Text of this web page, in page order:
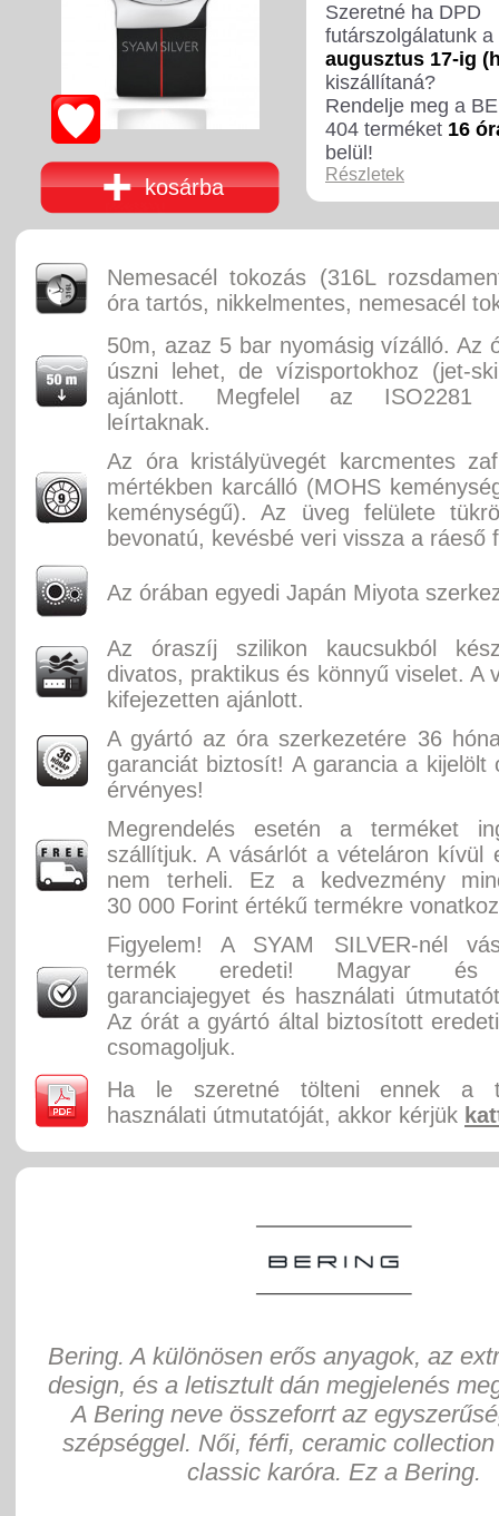
Szeretné ha DPD
futárszolgálatunk a
augusztus 17-ig
kiszállítaná?
Rendelje meg a
404 terméket 16
belül!
Részletek
kosárba
Nemesacél tokozás (316L
óra tartós, nikkelmentes, nemesacél
50m, azaz 5 bar nyomásig vízálló. Az
úszni lehet, de vízisportokhoz (jet-
ajánlott. Megfelel az ISO2281
leírtaknak.
Az óra kristályüvegét karcmentes
mértékben karcálló (MOHS
keménységű). Az üveg felülete
bevonatú, kevésbé veri vissza a ráeső
Az órában egyedi Japán Miyota
Az óraszíj szilikon kaucsukból
divatos, praktikus és könnyű viselet. A
kifejezetten ajánlott.
A gyártó az óra szerkezetére 36
garanciát biztosít! A garancia a kijelölt
érvényes!
Megrendelés esetén a terméket
szállítjuk. A vásárlót a vételáron kívül
nem terheli. Ez a kedvezmény
30 000 Forint értékű termékre
Figyelem! A SYAM SILVER-nél
termék eredeti! Magyar és
garanciajegyet és használati
Az órát a gyártó által biztosított
csomagoljuk.
Ha le szeretné tölteni ennek a
használati útmutatóját, akkor kérjük
Bering. A különösen erős anyagok, az
design, és a letisztult dán megjelenés
A Bering neve összeforrt az
szépséggel. Női, férfi, ceramic
classic karóra. Ez a Bering.